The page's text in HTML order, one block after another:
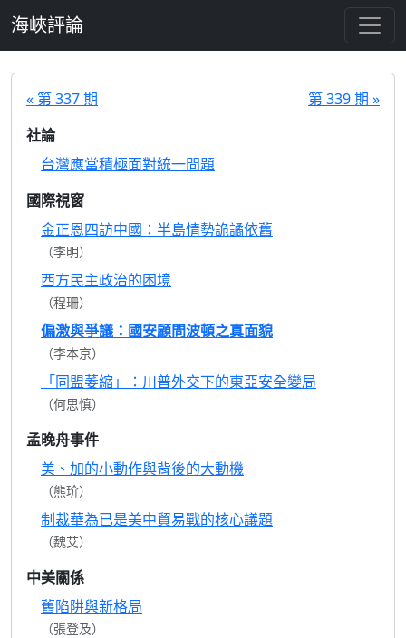
海峽評論
« 第 337 期
第 339 期 »
社論
台灣應當積極面對統一問題
國際視窗
金正恩四訪中國：半島情勢詭譎依舊
（李明）
西方民主政治的困境
（程珊）
偏激與爭議：國安顧問波頓之真面貌
（李本京）
「同盟萎縮」：川普外交下的東亞安全變局
（何思慎）
孟晚舟事件
美、加的小動作與背後的大動機
（熊玠）
制裁華為已是美中貿易戰的核心議題
（魏艾）
中美關係
舊陷阱與新格局
（張登及）